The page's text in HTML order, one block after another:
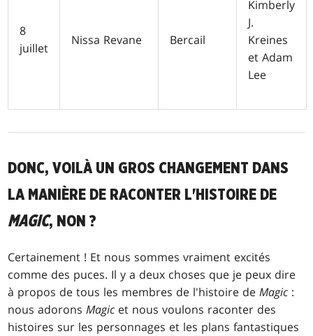
8
juillet
Nissa Revane Bercail
Kimberly
J.
Kreines
et Adam
Lee
DONC, VOILÀ UN GROS CHANGEMENT DANS
LA MANIÈRE DE RACONTER L'HISTOIRE DE
MAGIC, NON ?
Certainement ! Et nous sommes vraiment excités
comme des puces. Il y a deux choses que je peux dire
à propos de tous les membres de l'histoire deMagic :
nous adoronsMagic et nous voulons raconter des
histoires sur les personnages et les plans fantastiques